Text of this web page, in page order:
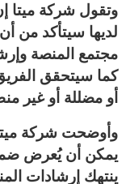
وتقول شركة ميتا
لديها سيتأكد من
مجتمع المنصة
كما سيتحقق
أو مضللة أو غير
وأوضحت شركة
يمكن أن يُعرض
ينتهك إرشادات